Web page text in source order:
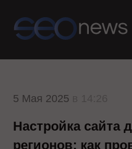
5 Мая 2025
Настройка сайта
регионов: как